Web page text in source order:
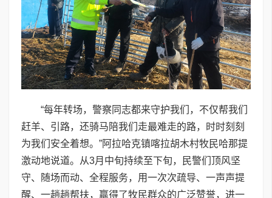
“每年转场，警察同志都来守护我们，不仅帮我们
赶羊、引路，还骑马陪我们走最难走的路，时时刻刻
为我们安全着想。”阿拉哈克镇喀拉胡木村牧民哈那提
激动地说道。从3月中旬持续至下旬，民警们顶风坚
守、随场而动、全程服务，用一次次疏导、一声声提
醒、一趟趟帮扶，赢得了牧民群众的广泛赞誉，进一